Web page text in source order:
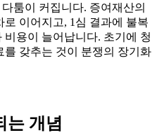
툼이 커집니다. 증여재산의
이어지고, 1심 결과에 불복
용이 늘어납니다. 초기에 청
갖추는 것이 분쟁의 장기화
는 개념